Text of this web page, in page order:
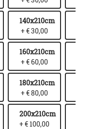
140x210cm
+ € 30,00
160x210cm
+ € 60,00
180x210cm
+ € 80,00
200x210cm
+ € 100,00